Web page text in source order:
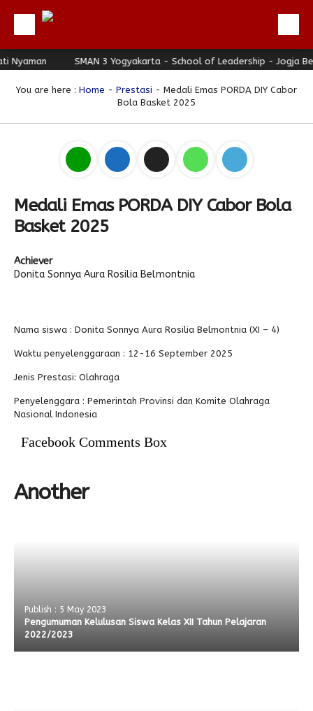
Beranda
Profil
Download
Bulletin
SMAN 3 Yogyakarta - School of Leadership - Jogja
You are here : Home - Prestasi - Medali Emas PORDA DIY Cabor
Bola Basket 2025
Medali Emas PORDA DIY Cabor Bola
Basket 2025
Achiever
Donita Sonnya Aura Rosilia Belmontnia
Nama siswa : Donita Sonnya Aura Rosilia Belmontnia (XI – 4)
Waktu penyelenggaraan : 12-16 September 2025
Jenis Prestasi: Olahraga
Penyelenggara : Pemerintah Provinsi dan Komite Olahraga
Nasional Indonesia
Facebook Comments Box
Another
Publish : 5 May 2023
Pengumuman Kelulusan Siswa Kelas XII Tahun Pelajaran
2022/2023